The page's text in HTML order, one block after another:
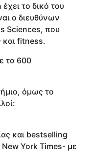
το δικό του
ο διευθύνων
Sciences, που
και fitness.
τα 600
όμως το
και bestselling
York Times- με